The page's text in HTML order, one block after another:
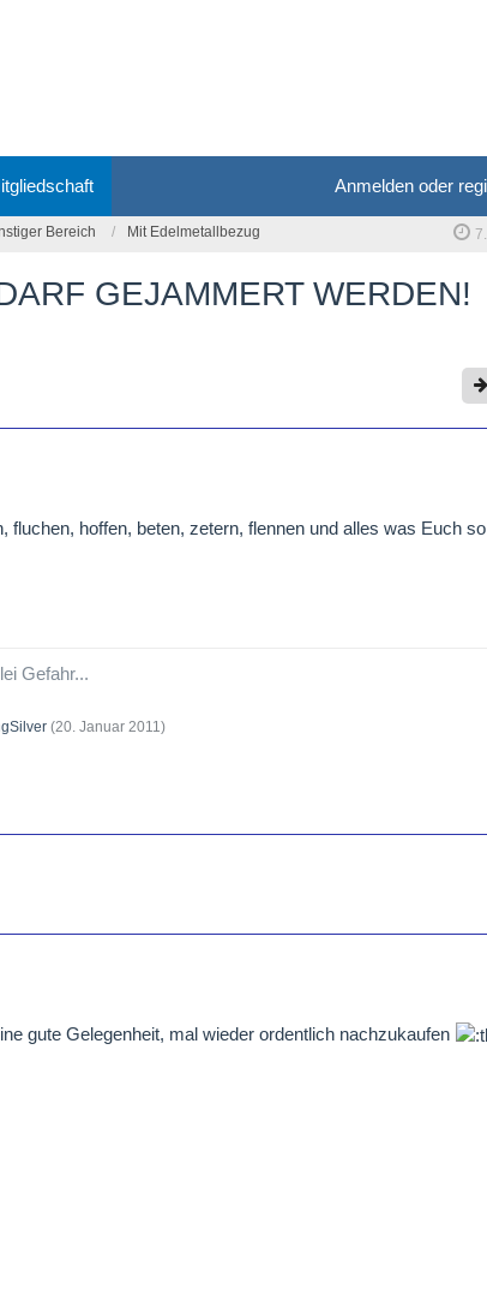
Anmelden oder
Bereich Mit Edelmetallbezug
GEJAMMERT WERDEN!
fluchen, hoffen, beten, zetern, flennen und alles was Euch
Gefahr...
(20. Januar 2011 )
gute Gelegenheit, mal wieder ordentlich nachzukaufen